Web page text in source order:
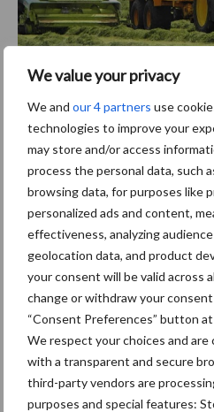
We value your privacy
We and our 4 partners use
technologies to improve your
may store and/or access
process the personal data, such
browsing data, for purposes like
personalized ads and content,
effectiveness, analyzing
geolocation data, and product
your consent will be valid across
change or withdraw your
“Consent Preferences” button
We respect your choices and
with a transparent and secure
third-party vendors are
purposes and special features:
Meer weten over de
nut van
gratis brochure
Al meer dan 40 jaar ontwikkelt
gebruik van het juiste
verlies van eiwit en vermijdt u
behoudt u de voederwaarde
kuil voor het vee.